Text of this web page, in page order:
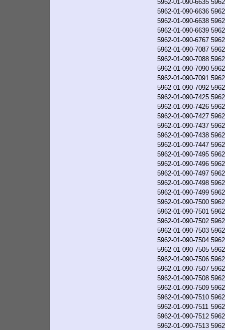
5962-01-090-6635
5962-01-090-6636
5962-01-090-6638
5962-01-090-6639
5962-01-090-6767
5962-01-090-7087
5962-01-090-7088
5962-01-090-7090
5962-01-090-7091
5962-01-090-7092
5962-01-090-7425
5962-01-090-7426
5962-01-090-7427
5962-01-090-7437
5962-01-090-7438
5962-01-090-7447
5962-01-090-7495
5962-01-090-7496
5962-01-090-7497
5962-01-090-7498
5962-01-090-7499
5962-01-090-7500
5962-01-090-7501
5962-01-090-7502
5962-01-090-7503
5962-01-090-7504
5962-01-090-7505
5962-01-090-7506
5962-01-090-7507
5962-01-090-7508
5962-01-090-7509
5962-01-090-7510
5962-01-090-7511
5962-01-090-7512
5962-01-090-7513